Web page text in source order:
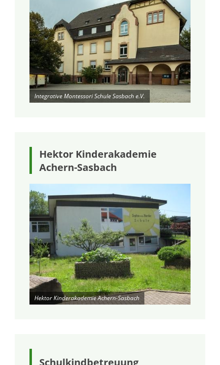
Integrative Montessori Schule Sasbach e.V.
Hektor Kinderakademie
Achern-Sasbach
Hektor Kinderakademie Achern-Sasbach
Schulkindbetreuung